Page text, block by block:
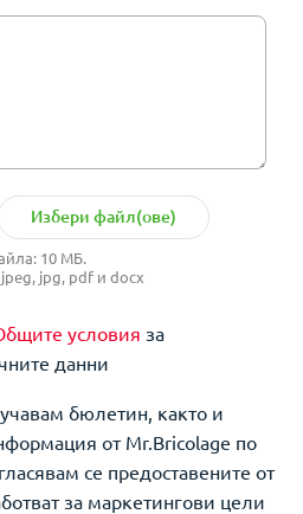
Избери файл(ове)
10 МБ.
jpg, pdf и docx
условия за
данни
бюлетин, както и
от Mr.Bricolage по
се предоставените от
за маркетингови цели